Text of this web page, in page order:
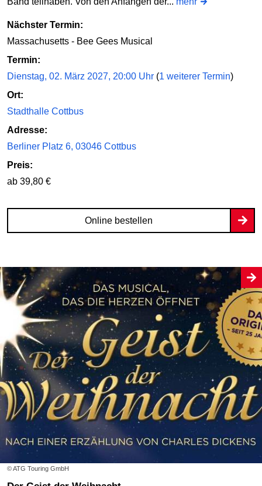
Nächster Termin:
Massachusetts - Bee Gees Musical
Termin:
Dienstag, 02. März 2027, 20:00 Uhr (1 weiterer Termin)
Ort:
Stadthalle Cottbus
Adresse:
Berliner Platz 6, 03046 Cottbus
Preis:
ab 39,80 €
Online bestellen
© ATG Touring GmbH